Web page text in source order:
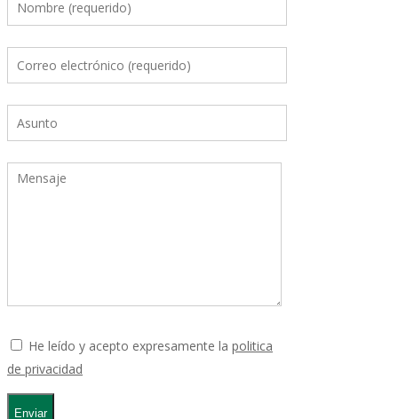
He leído y acepto expresamente la politica
de privacidad